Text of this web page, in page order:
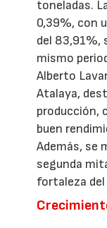
toneladas.
0,39%, con
del 83,91%,
mismo
Alberto
Atalaya,
producción,
buen
Además, se
segunda
fortaleza del